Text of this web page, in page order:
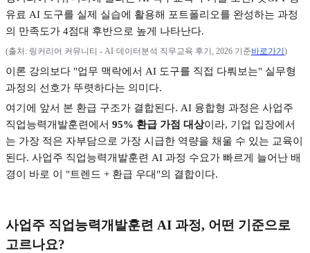
유료 AI 도구를 실제 실습에 활용해 포트폴리오를 완성하는 과정
의 만족도가 4점대 후반으로 높게 나타난다.
(출처 : 링커리어 커뮤니티 - AI·데이터분석 직무교육 후기 , 2026 기준바로가기 )
이론 강의보다 "업무 맥락에서 AI 도구를 직접 다뤄보는" 실무형
과정의 선호가 뚜렷하다는 의미다.
여기에 앞서 본 환급 구조가 결합된다. AI 융합형 과정은 사업주
직업능력개발훈련에서 95% 환급 가점 대상이라, 기업 입장에서
는 가장 적은 자부담으로 가장 시급한 역량을 채울 수 있는 교육이
된다. 사업주 직업능력개발훈련 AI 과정 수요가 빠르게 늘어난 배
경이 바로 이
"트렌드 + 환급 우대 "의 결합이다.
사업주 직업능력개발훈련 AI 과정, 어떤 기준으로
고르나요?